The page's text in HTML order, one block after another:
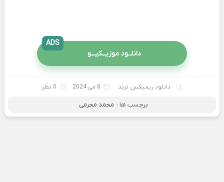
دانلــود موزیــکیـــو
ADS
دانلود ریمیکس ترند 8 می 2024 0 نظر
برچسب ها : محمد محرمی